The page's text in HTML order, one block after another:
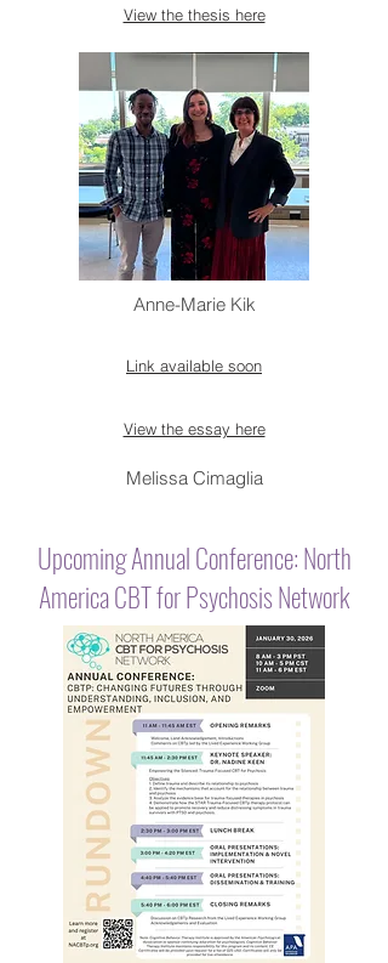
View the thesis here
Anne-Marie Kik
Link available soon
View the essay here
Melissa Cimaglia
Upcoming Annual Conference: North
America CBT for Psychosis Network
January 30, 2026